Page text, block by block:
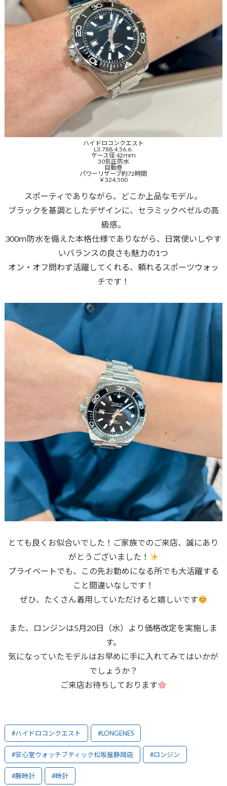
ハイドロコンクエスト
L3.788.4.56.6.
ケース径 42ｍｍ
30気圧防水
自動巻
パワーリザーブ約72時間
￥324,500
スポーティでありながら、どこか上品なモデル。
ブラックを基調としたデザインに、セラミックベゼルの高
級感。
300ｍ防水を備えた本格仕様でありながら、日常使いしやす
いバランスの良さも魅力の1つ
オン・オフ問わず活躍してくれる、頼れるスポーツウォッ
チです！
とても良くお似合いでした！ご家族でのご来店、誠にあり
がとうございました！
プライベートでも、この先お勤めになる所でも大活躍する
こと間違いなしです！
ぜひ、たくさん着用していただけると嬉しいです
また、ロンジンは5月20日（水）より価格改定を実施しま
す。
気になっていたモデルはお早めに手に入れてみてはいかが
でしょうか？
ご来店お待ちしております
#ハイドロコンクエスト #LONGENES
#安心堂ウォッチブティック松坂屋静岡店 #ロンジン
#腕時計 #時計